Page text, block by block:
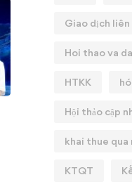
KHÓA HỌC:
THUẾ 2025
Giao dịch
Hoi thao va
HTKK
Hội thảo cập
khai thue qua
KTQT